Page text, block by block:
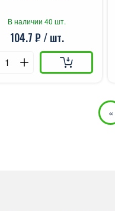
В наличии 40 шт.
104.7 ₽ / шт.
«